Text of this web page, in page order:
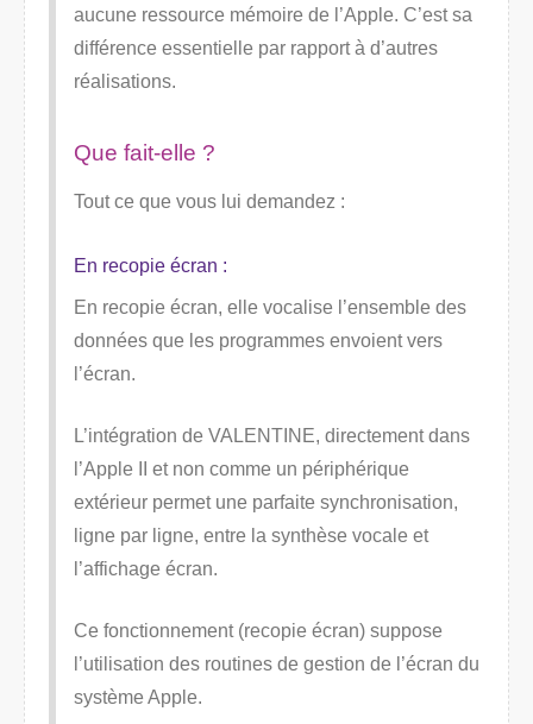
aucune ressource mémoire de l’Apple. C’est sa
différence essentielle par rapport à d’autres
réalisations.
Que fait-elle ?
Tout ce que vous lui demandez :
En recopie écran :
En recopie écran, elle vocalise l’ensemble des
données que les programmes envoient vers
l’écran.
L’intégration de VALENTINE, directement dans
l’Apple II et non comme un périphérique
extérieur permet une parfaite synchronisation,
ligne par ligne, entre la synthèse vocale et
l’affichage écran.
Ce fonctionnement (recopie écran) suppose
l’utilisation des routines de gestion de l’écran du
système Apple.